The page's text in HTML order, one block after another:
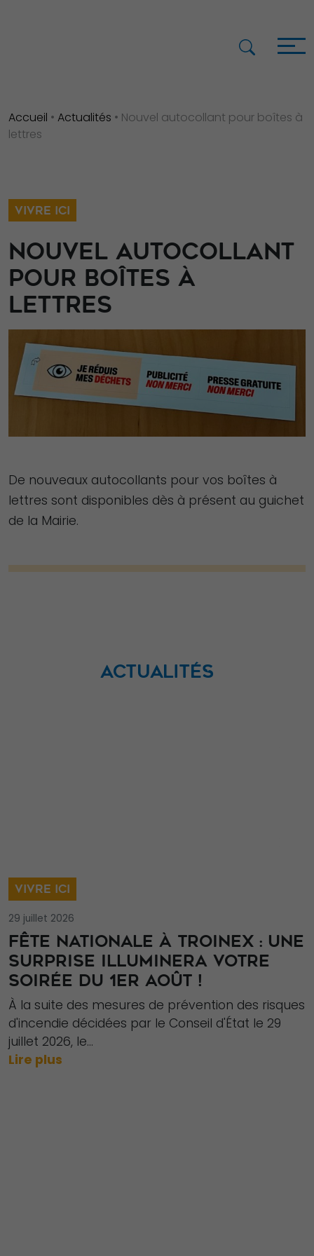
Accueil • Actualités • Nouvel autocollant pour boîtes à
lettres
VIVRE ICI
NOUVEL AUTOCOLLANT
POUR BOÎTES À
LETTRES
De nouveaux autocollants pour vos boîtes à
lettres sont disponibles dès à présent au guichet
de la Mairie.
ACTUALITÉS
VIVRE ICI
29 juillet 2026
FÊTE NATIONALE À TROINEX : UNE
SURPRISE ILLUMINERA VOTRE
SOIRÉE DU 1ER AOÛT !
À la suite des mesures de prévention des risques
d'incendie décidées par le Conseil d'État le 29
juillet 2026, le...
Lire plus